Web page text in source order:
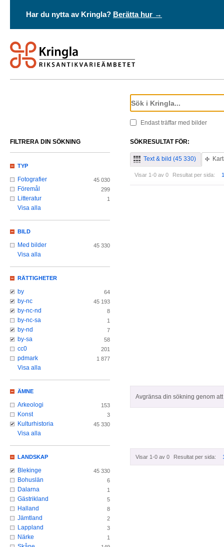
Har du nytta av Kringla? Berätta hur →
Endast träffar med bilder
SÖKRESULTAT FÖR:
Text & bild (45 330)
Visar 1-0 av 0 Resultat per sida:
Avgränsa din sökning genom
Visar 1-0 av 0 Resultat per sida:
FILTRERA DIN SÖKNING
TYP
Fotografier 45 030
Föremål 299
Litteratur 1
Visa alla
BILD
Med bilder 45 330
Visa alla
RÄTTIGHETER
by 64
by-nc 45 193
by-nc-nd 8
by-nc-sa 1
by-nd 7
by-sa 58
cc0 201
pdmark 1 877
Visa alla
ÄMNE
Arkeologi 153
Konst 3
Kulturhistoria 45 330
Visa alla
LANDSKAP
Blekinge 45 330
Bohuslän 6
Dalarna 1
Gästrikland 5
Halland 8
Jämtland 2
Lappland 3
Närke 1